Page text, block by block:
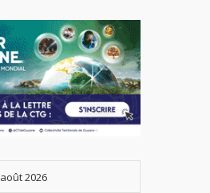
août 2026